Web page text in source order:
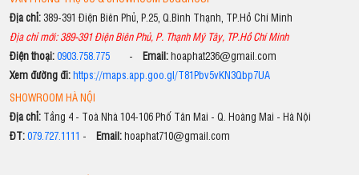
Địa chỉ: 389-391 Điện Biên Phủ, P.25, Q.Bình Thạnh, TP.Hồ Chí Minh
Địa chỉ mới: 389-391 Điện Biên Phủ, P. Thạnh Mỹ Tây, TP.Hồ Chí Minh
Điện thoại:0903.758.775- Email:hoaphat236@gmail.com
Xem đường đi:https://maps.app.goo.gl/T81Pbv5vKN3Qbp7UA
SHOWROOM HÀ NỘI
Địa chỉ:Tầng 4 - Toà Nhà 104-106 Phố Tân Mai - Q. Hoàng Mai - Hà Nội
ĐT:079.727.1111 - Email:hoaphat710@gmail.com